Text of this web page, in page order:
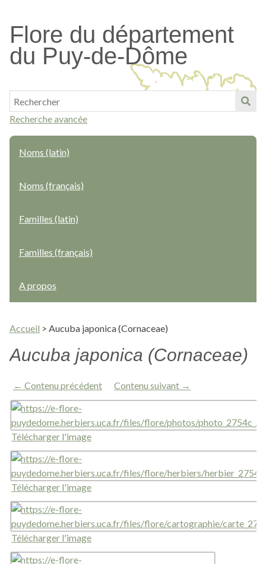
contenu
principal
Flore du département
du Puy-de-Dôme
Recherche avancée
Noms (latin)
Noms (français)
Familles (latin)
Familles (français)
A propos
Accueil > Aucuba japonica (Cornaceae)
Aucuba japonica (Cornaceae)
← Contenu précédent Contenu suivant →
Télécharger l'image
Télécharger l'image
Télécharger l'image